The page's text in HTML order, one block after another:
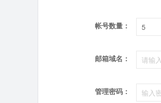
帐号数量：
邮箱域名：
管理密码：